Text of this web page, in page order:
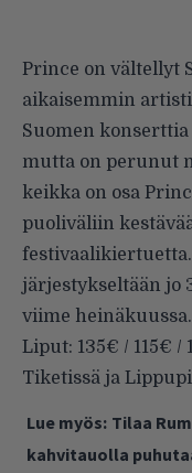
Prince on vältellyt
aikaisemmin
Suomen konserttia
mutta on perunut
keikka on osa
puoliväliin
järjestykseltään jo
viime heinäkuussa.
Liput: 135€ / 115€
Tiketissä ja
Lue myös: Tilaa
kahvitauolla